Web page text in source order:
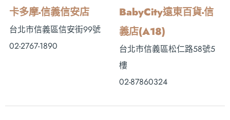
卡多摩-信義信安店
台北市信義區信安街99號
02-2767-1890
BabyCity遠東百貨-信
義店(A18)
台北市信義區松仁路58號5
樓
02-87860324